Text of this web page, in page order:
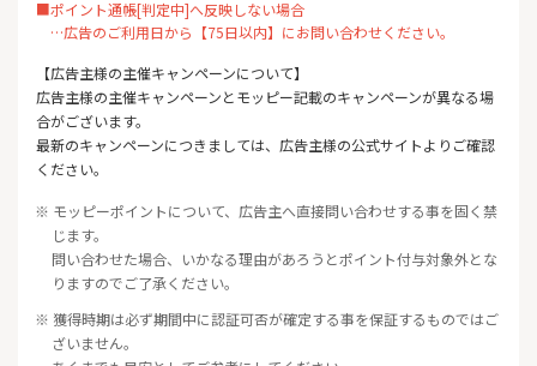
■ポイント通帳[判定中]へ反映しない場合
…広告のご利用日から【75日以内】にお問い合わせください。
【広告主様の主催キャンペーンについて】
広告主様の主催キャンペーンとモッピー記載のキャンペーンが異なる場
合がございます。
最新のキャンペーンにつきましては、広告主様の公式サイトよりご確認
ください。
※ モッピーポイントについて、広告主へ直接問い合わせする事を固く禁
じます。
問い合わせた場合、いかなる理由があろうとポイント付与対象外とな
りますのでご了承ください。
※ 獲得時期は必ず期間中に認証可否が確定する事を保証するものではご
ざいません。